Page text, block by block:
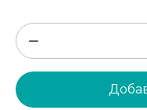
Количество
товара
Деревянная
рама